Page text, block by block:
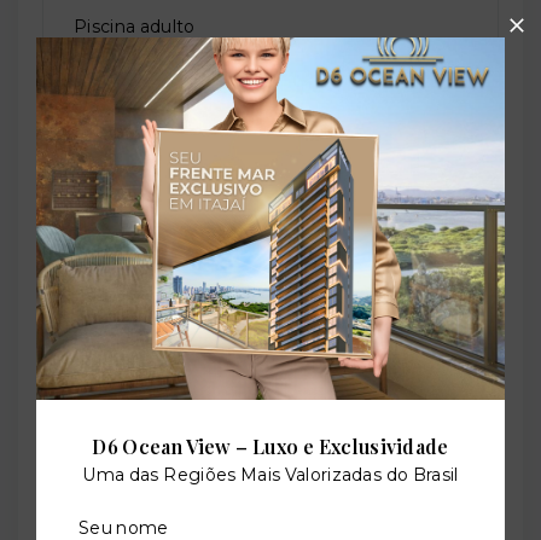
Piscina adulto
Playground
Quadra poliesportiva
Sala de jogos
Salão de festas
D6 Ocean View – Luxo e Exclusividade
Uma das Regiões Mais Valorizadas do Brasil
Seu nome